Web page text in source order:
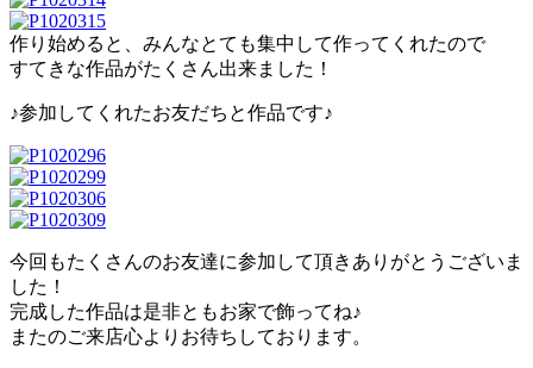
作り始めると、みんなとても集中して作ってくれたので
すてきな作品がたくさん出来ました！
♪参加してくれたお友だちと作品です♪
今回もたくさんのお友達に参加して頂きありがとうございま
した！
完成した作品は是非ともお家で飾ってね♪
またのご来店心よりお待ちしております。